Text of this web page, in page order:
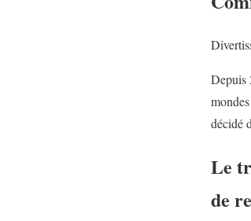
Depuis
décidé
Le
de